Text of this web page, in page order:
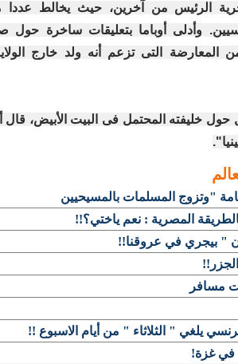
الرئيس من آخرين، حيث يخالط عددا
وأدلى أوباما بتعليقات ساخرة حول
المعارضة التى تزعم أنه ولد خارج
خليفته المحتمل فى البيت الأبيض، قال
"وتزوج المسلمات بالمسيحيين
المصرية : نعم ياختي؟!!
" بيجري في عروقنا!!
مسافر
يلغي " الثلاثاء " من أيام الاسبوع !!
في غزة!